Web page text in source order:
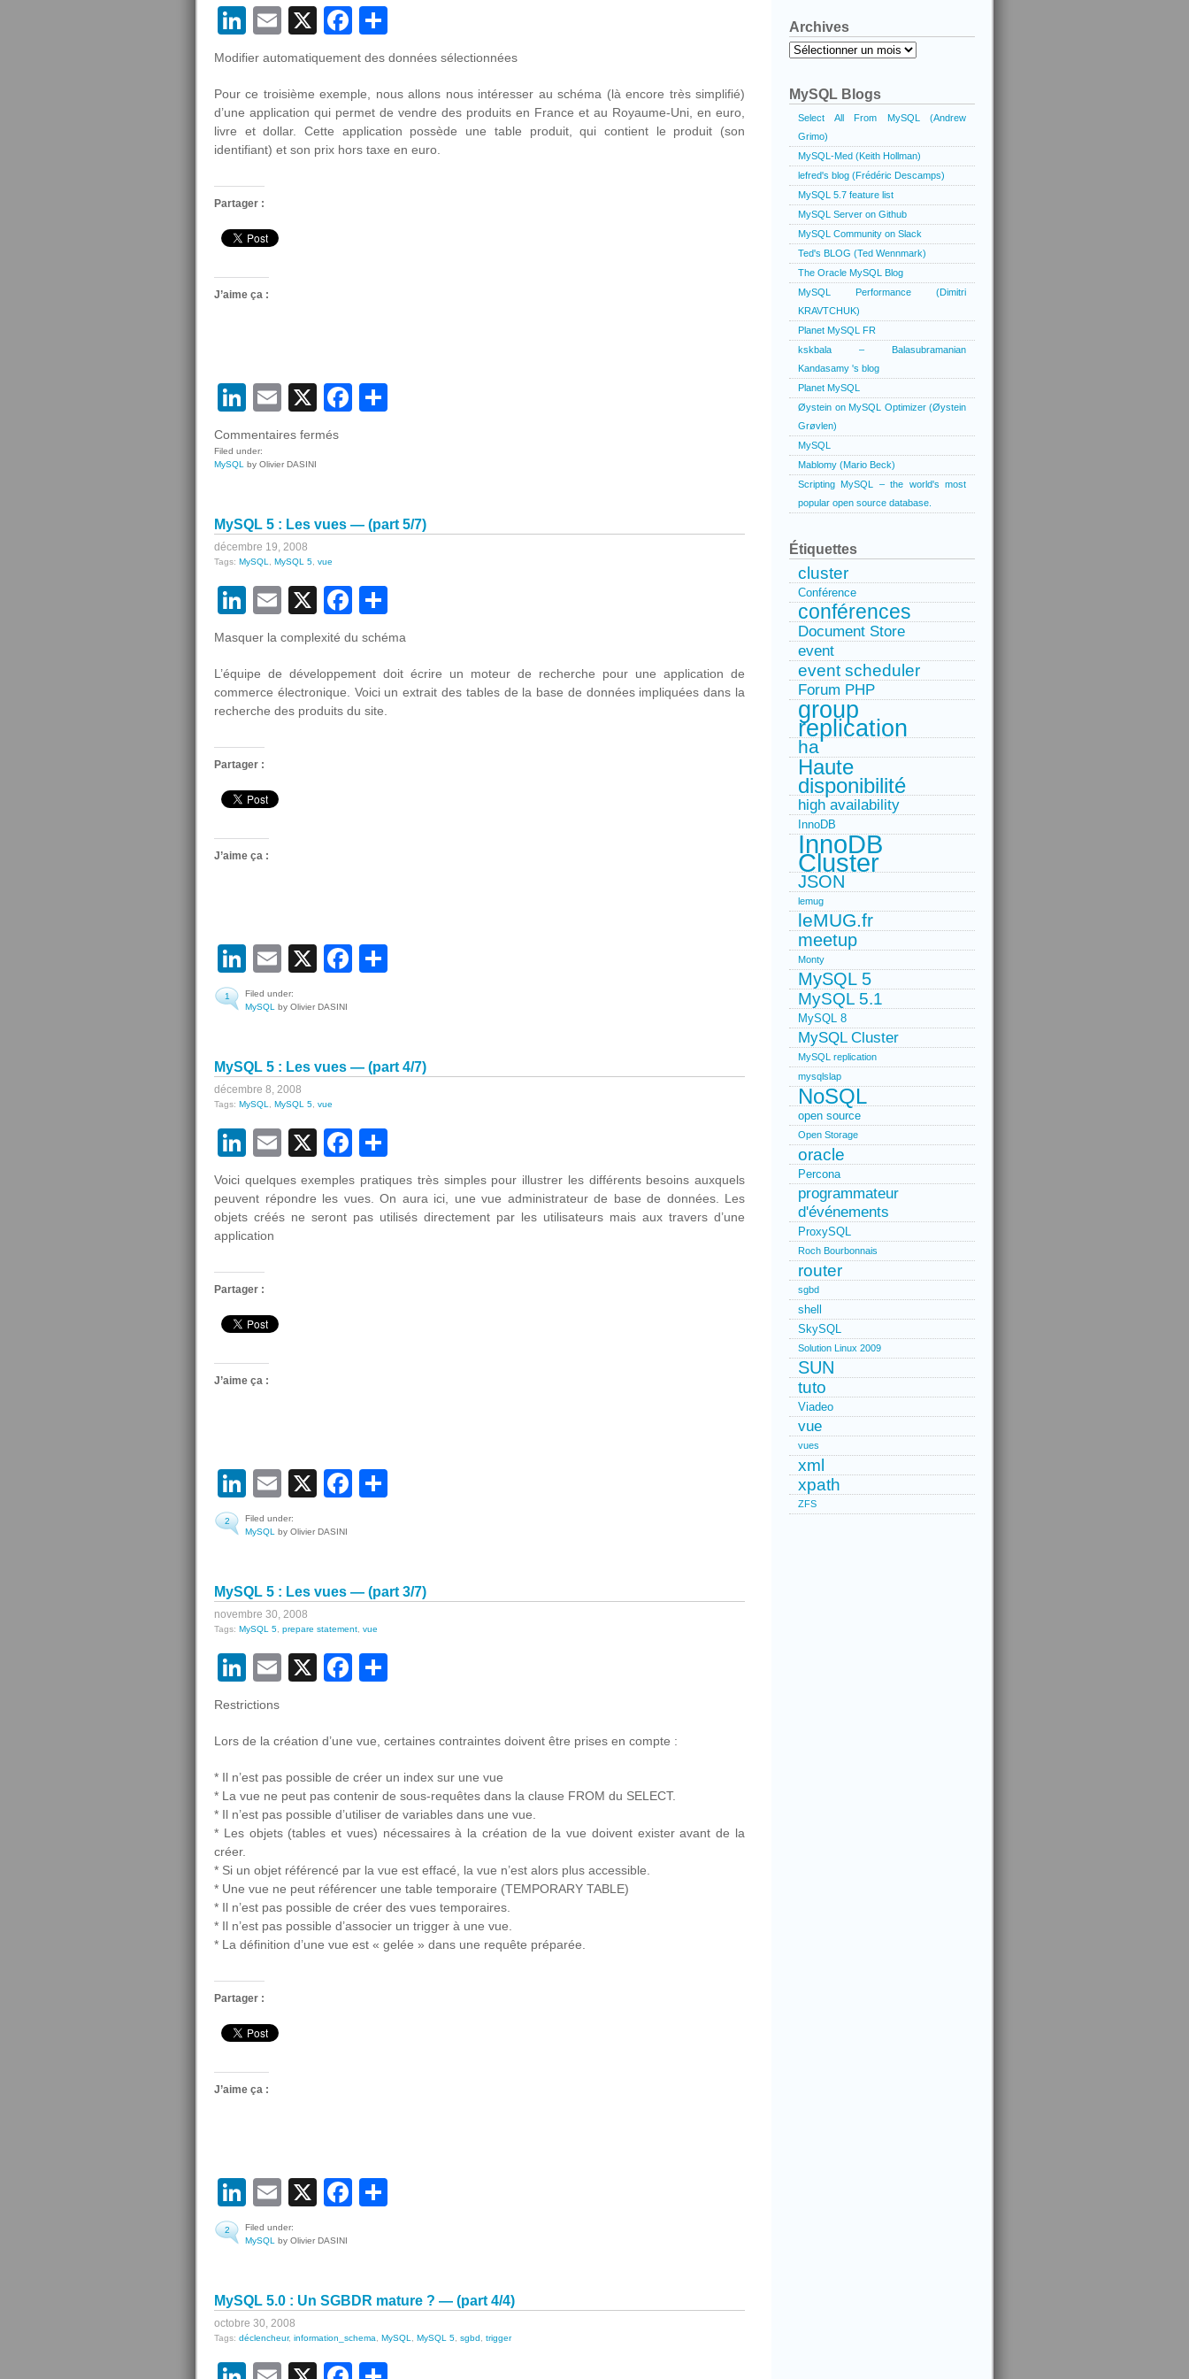
LinkedIn
Email
X Facebook
Modifier automatiquement des données sélectionnées
Pour ce troisième exemple, nous allons nous intéresser au schéma (là encore très simplifié)
d’une application qui permet de vendre des produits en France et au Royaume-Uni, en euro,
livre et dollar. Cette application possède une table produit, qui contient le produit (son
identifiant) et son prix hors taxe en euro.
Partager :
J’aime ça :
LinkedIn
Email
X Facebook
Commentaires ferméssur
vues
Filed under:
MySQL
by Olivier DASINI
MySQL 5 : Les vues — (part 5/7)
décembre 19, 2008
Tags: MySQL MySQL 5 vue
LinkedIn
Email
X Facebook
Masquer la complexité du schéma
L’équipe de développement doit écrire un moteur de recherche pour une application de
commerce électronique. Voici un extrait des tables de la base de données impliquées dans la
recherche des produits du site.
Partager :
J’aime ça :
LinkedIn
Email
X Facebook
1
Filed under:
MySQL
by Olivier DASINI
MySQL 5 : Les vues — (part 4/7)
décembre 8, 2008
Tags: MySQL MySQL 5 vue
LinkedIn
Email
X Facebook
Voici quelques exemples pratiques très simples pour illustrer les différents besoins auxquels
peuvent répondre les vues. On aura ici, une vue administrateur de base de données. Les
objets créés ne seront pas utilisés directement par les utilisateurs mais aux travers d’une
application
Partager :
J’aime ça :
LinkedIn
Email
X Facebook
2
Filed under:
MySQL
by Olivier DASINI
MySQL 5 : Les vues — (part 3/7)
novembre 30, 2008
Tags: MySQL 5 prepare statement vue
LinkedIn
Email
X Facebook
Restrictions
Lors de la création d’une vue, certaines contraintes doivent être prises en compte :
* Il n’est pas possible de créer un index sur une vue
* La vue ne peut pas contenir de sous-requêtes dans la clause FROM du SELECT.
* Il n’est pas possible d’utiliser de variables dans une vue.
* Les objets (tables et vues) nécessaires à la création de la vue doivent exister avant de la
créer.
* Si un objet référencé par la vue est effacé, la vue n’est alors plus accessible.
* Une vue ne peut référencer une table temporaire (TEMPORARY TABLE)
* Il n’est pas possible de créer des vues temporaires.
* Il n’est pas possible d’associer un trigger à une vue.
* La définition d’une vue est « gelée » dans une requête préparée.
Partager :
J’aime ça :
LinkedIn
Email
X Facebook
2
Filed under:
MySQL
by Olivier DASINI
MySQL 5.0 : Un SGBDR mature ? — (part 4/4)
octobre 30, 2008
Tags: déclencheur, information_schema MySQL MySQL 5 sgbd trigger
Archives
Archives
MySQL Blogs
Select All From MySQL (Andrew
Grimo)
MySQL-Med (Keith Hollman)
lefred's blog (Frédéric Descamps)
MySQL 5.7 feature list
MySQL Server on Github
MySQL Community on Slack
Ted's BLOG (Ted Wennmark)
The Oracle MySQL Blog
MySQL Performance (Dimitri
KRAVTCHUK)
Planet MySQL FR
kskbala – Balasubramanian
Kandasamy 's blog
Planet MySQL
Øystein on MySQL Optimizer (Øystein
Grøvlen)
MySQL
Mablomy (Mario Beck)
Scripting MySQL – the world's most
popular open source database.
Étiquettes
cluster
Conférence
conférences
Document Store
event
event scheduler
Forum PHP
group
replication
ha
Haute
disponibilité
high availability
InnoDB
InnoDB
Cluster
JSON
lemug
leMUG.fr
meetup
Monty
MySQL 5
MySQL 5.1
MySQL 8
MySQL Cluster
MySQL replication
mysqlslap
NoSQL
open source
Open Storage
oracle
Percona
programmateur
d'événements
ProxySQL
Roch Bourbonnais
router
sgbd
shell
SkySQL
Solution Linux 2009
SUN
tuto
Viadeo
vue
vues
xml
xpath
ZFS